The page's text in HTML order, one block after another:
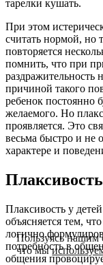
тарелки кушать.
При этом
считать нормой, но
повторяется
помнить, что при
раздражительность
причиной такого
ребенок постоянно
желаемого. Но
проявляется. Это
весьма быстро и не
характере и
Плаксивость у
объясняется тем,
логично
потребность в
общения
Пользуясь нашим
что мы